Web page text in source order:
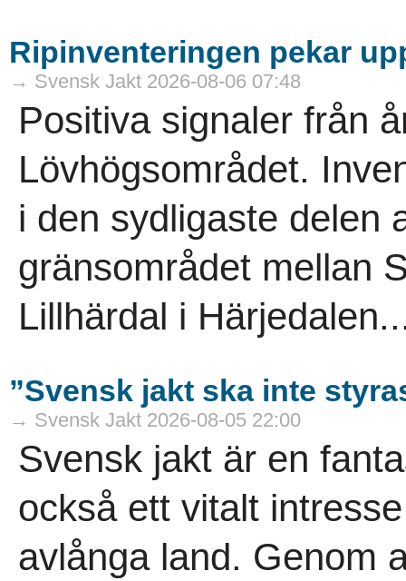
Ripinventeringen pekar
→ Svensk Jakt 2026-08-06 07:48
Positiva signaler från
Lövhögsområdet.
i den sydligaste delen
gränsområdet mellan
Lillhärdal i
”Svensk jakt ska inte
→ Svensk Jakt 2026-08-05 22:00
Svensk jakt är en
också ett vitalt
avlånga land. Genom